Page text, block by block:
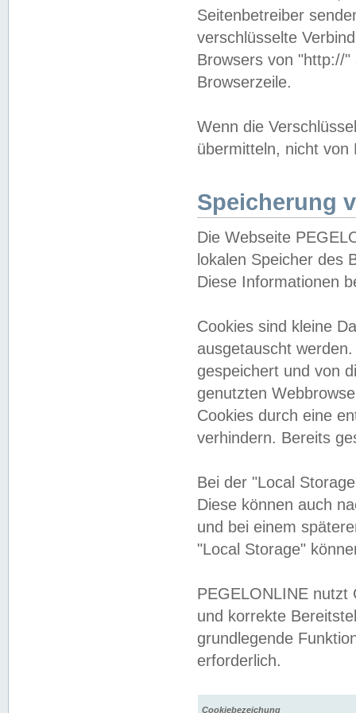
Seitenbetreiber
verschlüsselte
Browsers von "http://
Browserzeile.
Wenn die
übermitteln, nicht von
Speicherung
Die Webseite
lokalen Speicher des
Diese Informationen
Cookies sind kleine
ausgetauscht
gespeichert und von
genutzten
Cookies durch eine
verhindern. Bereits
Bei der "Local
Diese können auch
und bei einem
"Local Storage"
PEGELONLINE nutzt
und korrekte
grundlegende
erforderlich.
Cookiebezeichung